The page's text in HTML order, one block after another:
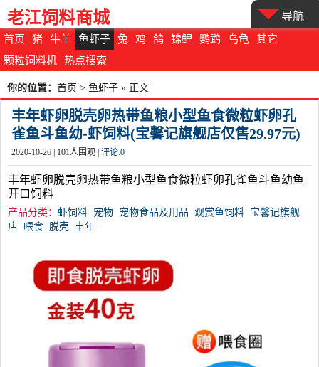
首页 猪 牛羊 鱼虾子 兔 鸡 鸽 锦鲤 鹦鹉 乌龟
其它
颗粒饲料机
热点搜索
老江饲料商城 导航
你的位置： 首页 > 鱼虾子 » 正文
丰年虾卵脱壳卵热带鱼粮小型鱼食微粒虾卵孔
雀鱼斗鱼幼-虾饲料(宝馨记旗舰店仅售29.97元)
2020-10-26 | 101人围观 | 评论:0
丰年虾卵脱壳卵热带鱼粮小型鱼食微粒虾卵孔雀鱼斗鱼幼鱼
开口饲料
产品分类： 虾饲料 宠物 宠物食品及用品 观赏鱼饲料 宝馨记旗舰
店 喂食 脱壳 丰年